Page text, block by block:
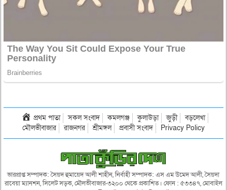
প্রথম পাতা সকল সংবাদ কমলগঞ্জ কুলাউড়া জুড়ী
বড়লেখা
মৌলভীবাজার
রাজনগর শ্রীমঙ্গল প্রবাসী সংবাদ Privacy Policy
ভারপ্রাপ্ত সম্পাদক: সৈয়দ হুমায়েদ আলী শাহীন, নির্বাহী সম্পাদক: এস এম উমেদ আলী, সৈয়দা
রাবেয়া ম্যানশন, সিলেট সড়ক, মৌলভীবাজার-৩২০০ থেকে প্রকাশিত। ফোন : ৫৩৩৪৭, মোবাইল